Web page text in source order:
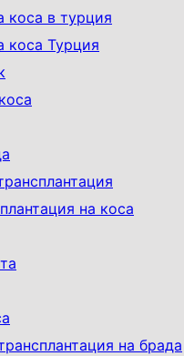
коса в турция
коса Турция
на коса
на брада